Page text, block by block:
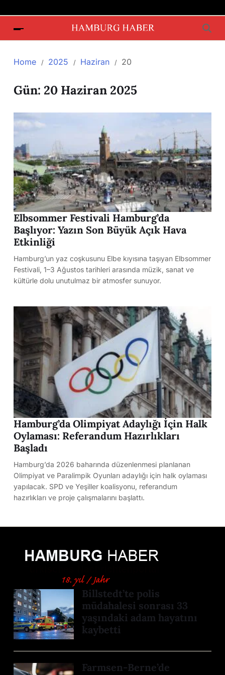
Home 2025 Haziran 20
Gün: 20 Haziran 2025
Elbsommer Festivali Hamburg’da
Başlıyor: Yazın Son Büyük Açık Hava
Etkinliği
Hamburg’un yaz coşkusunu Elbe kıyısına taşıyan Elbsommer
Festivali, 1–3 Ağustos tarihleri arasında müzik, sanat ve
kültürle dolu unutulmaz bir atmosfer sunuyor.
Hamburg’da Olimpiyat Adaylığı İçin Halk
Oylaması: Referandum Hazırlıkları
Başladı
Hamburg’da 2026 baharında düzenlenmesi planlanan
Olimpiyat ve Paralimpik Oyunları adaylığı için halk oylaması
yapılacak. SPD ve Yeşiller koalisyonu, referandum
hazırlıkları ve proje çalışmalarını başlattı.
Billstedt’te polis
müdahalesi sonrası 33
yaşındaki adam hayatını
kaybetti
Farmsen-Berne’de